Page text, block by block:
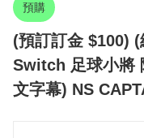
預購
(預訂訂金 $100)
Switch 足球小將
文字幕) NS